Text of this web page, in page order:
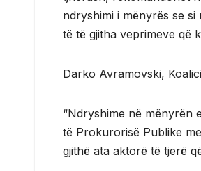
ndryshimi i mënyrës se
të të gjitha veprimeve që
Darko Avramovski,
“Ndryshime në mënyrën
të Prokurorisë Publike
gjithë ata aktorë të tjerë